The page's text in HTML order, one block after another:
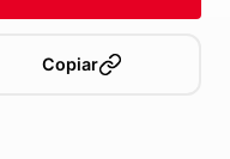
Copiar